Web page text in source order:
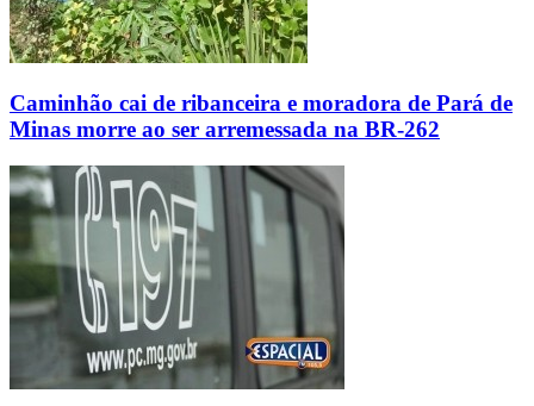
Caminhão cai de ribanceira e moradora de Pará de
Minas morre ao ser arremessada na BR-262